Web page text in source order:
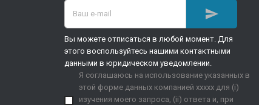

Вы можете отписаться в любой момент. Для
этого воспользуйтесь нашими контактными
данными в юридическом уведомлении.
Я соглашаюсь на использование указанных в
этой форме данных компанией xxxxx для (i)
изучения моего запроса, (ii) ответа и, при